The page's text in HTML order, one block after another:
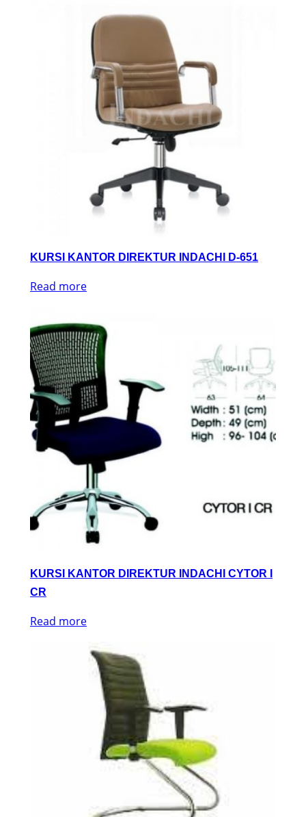
KURSI KANTOR DIREKTUR INDACHI D-651
Read more
KURSI KANTOR DIREKTUR INDACHI CYTOR I
CR
Read more